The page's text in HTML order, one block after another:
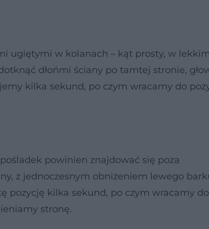
ugiętymi w kolanach – kąt prosty, w lekkim
dłońmi ściany po tamtej stronie,
kilka sekund, po czym wracamy do
powinien znajdować się poza
z jednoczesnym obniżeniem lewego
pozycję kilka sekund, po czym wracamy do
stronę.